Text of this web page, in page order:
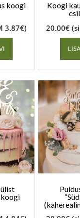
koogi
3.87€)
Koogi
20.00€